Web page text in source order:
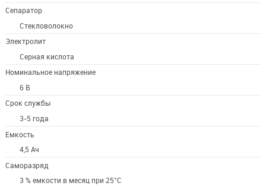
Сепаратор
Стекловолокно
Электролит
Серная кислота
Номинальное напряжение
6 B
Срок службы
3-5 года
Емкость
4,5 Ач
Саморазряд
3 % емкости в месяц при 25°С